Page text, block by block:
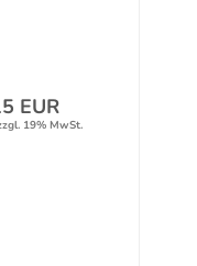
EUR
19% MwSt.